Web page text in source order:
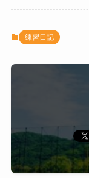
練習日記